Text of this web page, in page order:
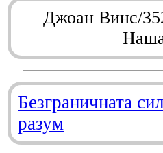
Джоан Винс/
Безграничната
разум